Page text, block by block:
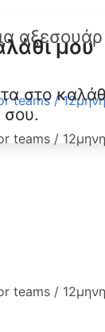
μου
στο
σου.
teams /
teams /
teams /